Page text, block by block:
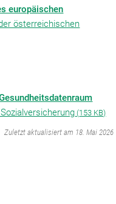
europäischen
österreichischen
(153 KB)
Zuletzt aktualisiert am 18. Mai 2026